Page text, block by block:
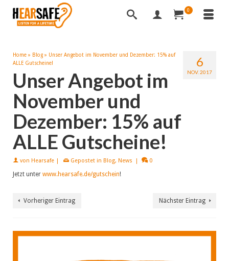
0
6
NOV. 2017
Home » Blog » Unser Angebot im November und Dezember: 15% auf
ALLE Gutscheine!
Unser Angebot im
November und
Dezember: 15% auf
ALLE Gutscheine!
von Hearsafe | Gepostet in Blog, News | 0
Jetzt unter www.hearsafe.de/gutschein!
Vorheriger Eintrag Nächster Eintrag